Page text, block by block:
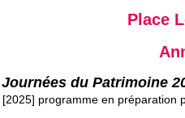
Place
Journées du Patrimoine
[2025] programme en préparation